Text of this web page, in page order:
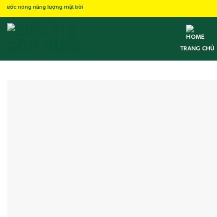
Skip
to
content
lượng mặt trời
TRANG CHỦ